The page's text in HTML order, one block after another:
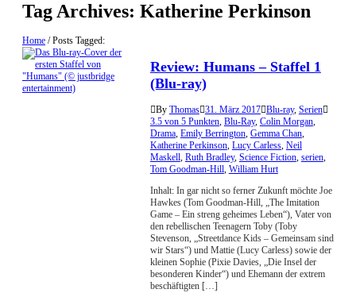
Tag Archives: Katherine Perkinson
Home /Posts Tagged:
Review: Humans – Staffel 1
(Blu-ray)
By Thomas 31. März 2017 Blu-ray, Serien
3.5 von 5 Punkten, Blu-Ray, Colin Morgan,
Drama, Emily Berrington, Gemma Chan,
Katherine Perkinson, Lucy Carless, Neil
Maskell, Ruth Bradley, Science Fiction, serien,
Tom Goodman-Hill, William Hurt
Inhalt: In gar nicht so ferner Zukunft möchte Joe
Hawkes (Tom Goodman-Hill, „The Imitation
Game – Ein streng geheimes Leben“), Vater von
den rebellischen Teenagern Toby (Toby
Stevenson, „Streetdance Kids – Gemeinsam sind
wir Stars“) und Mattie (Lucy Carless) sowie der
kleinen Sophie (Pixie Davies, „Die Insel der
besonderen Kinder“) und Ehemann der extrem
beschäftigten […]